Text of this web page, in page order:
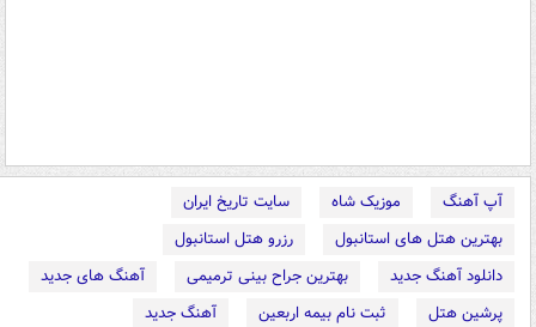
آپ آهنگ موزیک شاه
سایت تاریخ ایران
بهترین هتل های استانبول
رزرو هتل استانبول
دانلود آهنگ جدید
بهترین جراح بینی ترمیمی
آهنگ های جدید
پرشین هتل
ثبت نام بیمه اربعین
آهنگ جدید